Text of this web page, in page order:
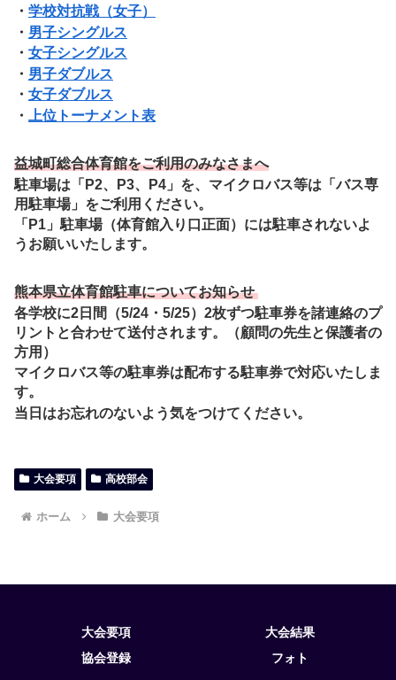
・ 学校対抗戦（女子）
・ 男子シングルス
・ 女子シングルス
・ 男子ダブルス
・ 女子ダブルス
・
上位トーナメント表
益城町総合体育館をご利用のみなさまへ
駐車場は「P2、P3、P4」を、マイクロバス等は「バス専
用駐車場」をご利用ください。
「P1」駐車場（体育館入り口正面）には駐車されないよ
うお願いいたします。
熊本県立体育館駐車についてお知らせ
各学校に2日間（5/24・5/25）2枚ずつ駐車券を諸連絡のプ
リントと合わせて送付されます。（顧問の先生と保護者の
方用）
マイクロバス等の駐車券は配布する駐車券で対応いたしま
す。
当日はお忘れのないよう気をつけてください。
大会要項 高校部会
ホーム 大会要項
大会要項
大会結果
協会登録
フォト